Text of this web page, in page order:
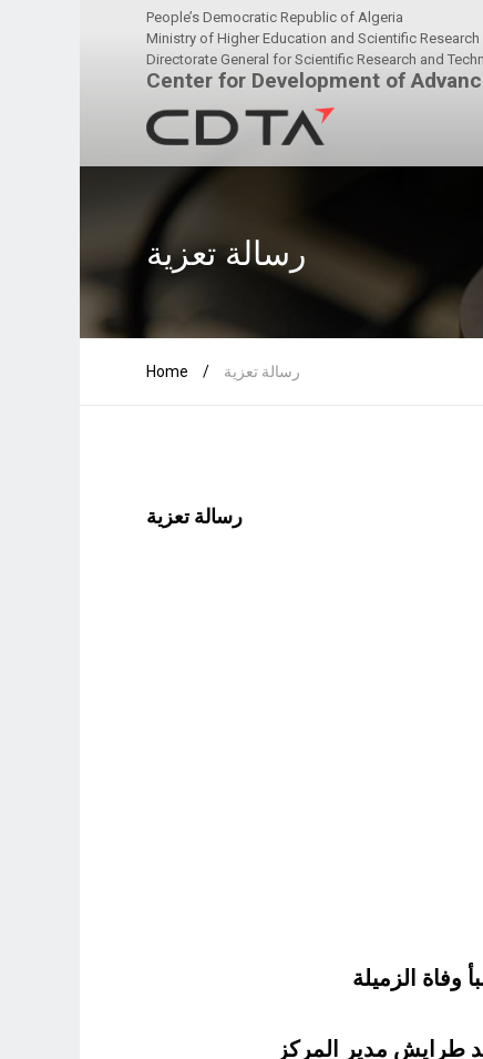
People’s Democratic Republic of Algeria
Ministry of Higher Education and Scientific Research
Directorate General for Scientific Research and
Center for Development of
رسالة تعزية
Home / رسالة تعزية
رسالة تعزية
وفاة الزميلة
طرايش مدير المركز